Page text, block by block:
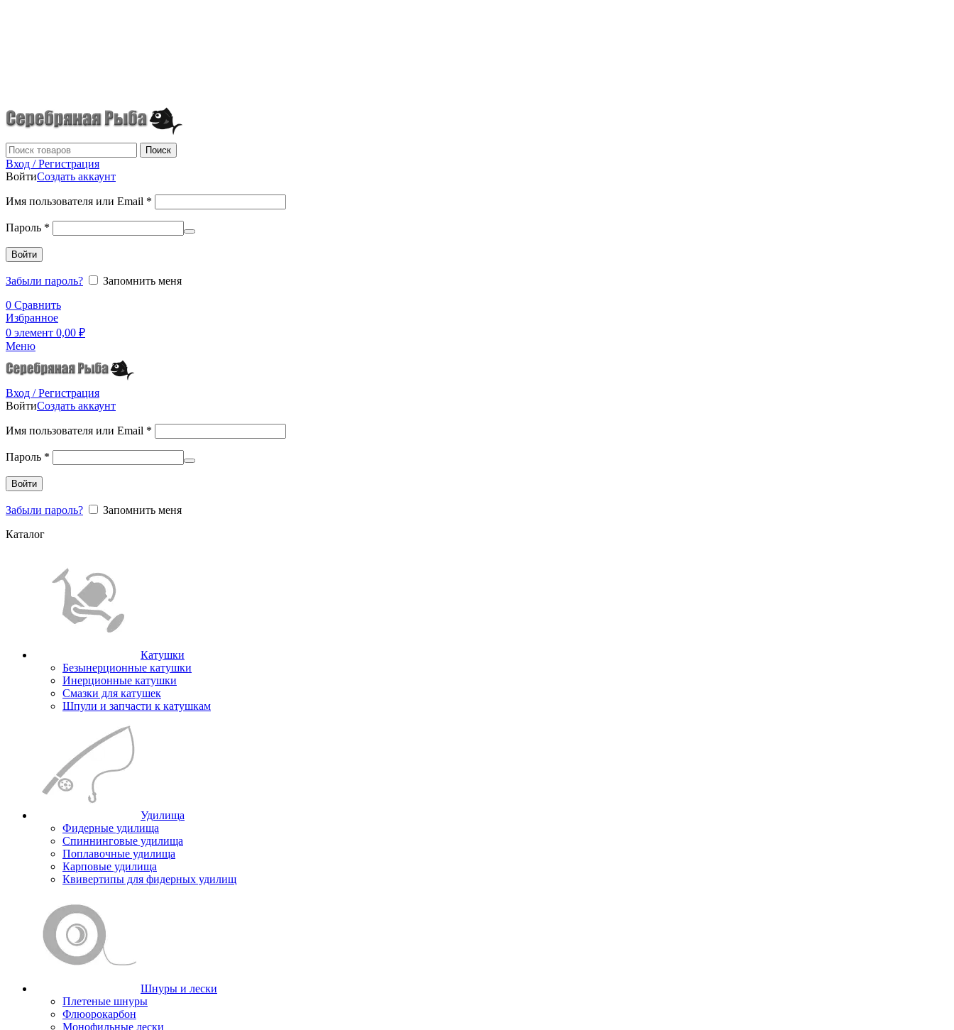
Поиск
Вход / Регистрация
ВойтиСоздать аккаунт
Имя пользователя или Email *
Пароль *
Войти
Забыли пароль?
Запомнить меня
0 Сравнить
Избранное
0 элемент 0,00 ₽
Меню
Вход / Регистрация
ВойтиСоздать аккаунт
Имя пользователя или Email *
Пароль *
Войти
Забыли пароль?
Запомнить меня
Каталог
Катушки
Безынерционные катушки
Инерционные катушки
Смазки для катушек
Шпули и запчасти к катушкам
Удилища
Фидерные удилища
Спиннинговые удилища
Поплавочные удилища
Карповые удилища
Квивертипы для фидерных удилищ
Шнуры и лески
Плетеные шнуры
Флюорокарбон
Монофильные лески